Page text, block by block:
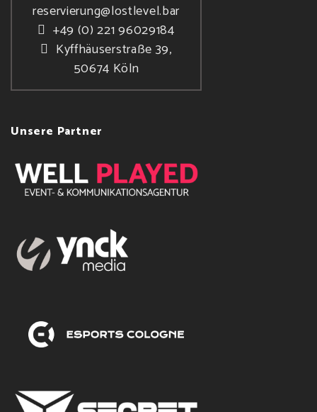
reservierung@lostlevel.bar
+49 (0) 221 96029184
Kyffhäuserstraße 39,
50674 Köln
Unsere Partner